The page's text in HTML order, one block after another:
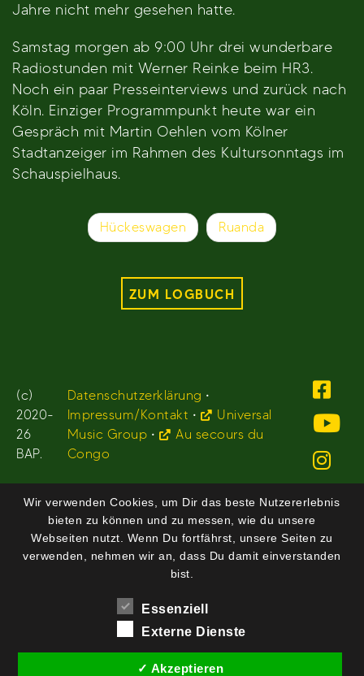
Jahre nicht mehr gesehen hatte.
Samstag morgen ab 9:00 Uhr drei wunderbare
Radiostunden mit Werner Reinke beim HR3.
Noch ein paar Presseinterviews und zurück nach
Köln. Einziger Programmpunkt heute war ein
Gespräch mit Martin Oehlen vom Kölner
Stadtanzeiger im Rahmen des Kultursonntags im
Schauspielhaus.
Beitragsnavigation
Hückeswagen Ruanda
ZUM LOGBUCH
(c)
2020-
26
BAP.
Datenschutzerklärung •
Impressum/Kontakt •
Universal
Music Group •
Au secours du
Congo
Wir verwenden Cookies, um Dir das beste Nutzererlebnis
bieten zu können und zu messen, wie du unsere
Webseiten nutzt. Wenn Du fortfährst, unsere Seiten zu
verwenden, nehmen wir an, dass Du damit einverstanden
bist.
Essenziell
Externe Dienste
✓ Akzeptieren